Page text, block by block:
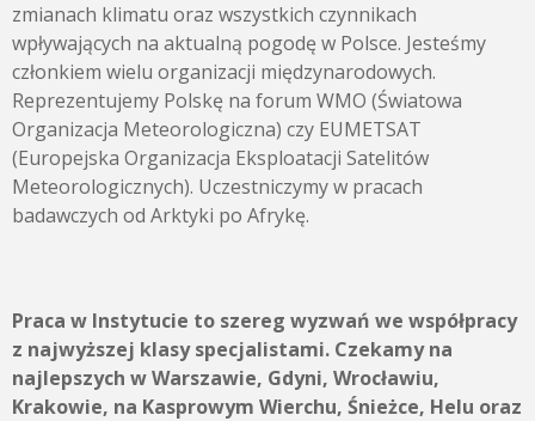
zmianach klimatu oraz wszystkich czynnikach
wpływających na aktualną pogodę w Polsce. Jesteśmy
członkiem wielu organizacji międzynarodowych.
Reprezentujemy Polskę na forum WMO (Światowa
Organizacja Meteorologiczna) czy EUMETSAT
(Europejska Organizacja Eksploatacji Satelitów
Meteorologicznych). Uczestniczymy w pracach
badawczych od Arktyki po Afrykę.
Praca w Instytucie to szereg wyzwań we współpracy
z najwyższej klasy specjalistami. Czekamy na
najlepszych w Warszawie, Gdyni, Wrocławiu,
Krakowie, na Kasprowym Wierchu, Śnieżce, Helu oraz